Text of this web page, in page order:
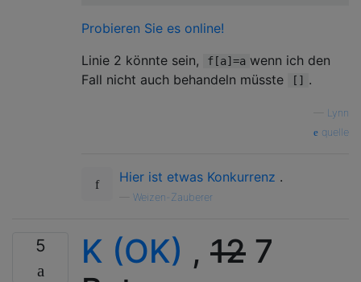
Probieren Sie es online!
Linie 2 könnte sein,
f[a]=a wenn ich den
Fall nicht auch behandeln müsste
[] .
Lynn
quelle
Hier ist etwas Konkurrenz .
Weizen-Zauberer
5 K (OK) , 12 7